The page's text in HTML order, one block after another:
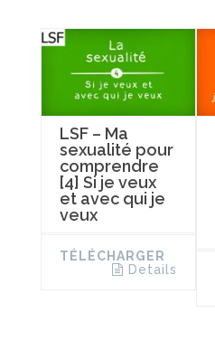
LSF – Ma
sexualité pour
comprendre
[4] Si je veux
et avec qui je
veux
TÉLÉCHARGER
Details